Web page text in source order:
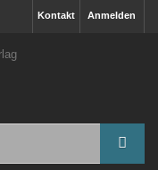
Anmelden
Kontakt